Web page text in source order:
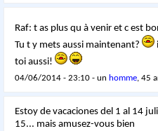
Raf: t as plus qu à venir et c est
Tu t y mets aussi maintenant?
toi aussi!
04/06/2014 - 23:10 - un homme, 45
Estoy de vacaciones del 1 al 14
15... mais amusez-vous bien